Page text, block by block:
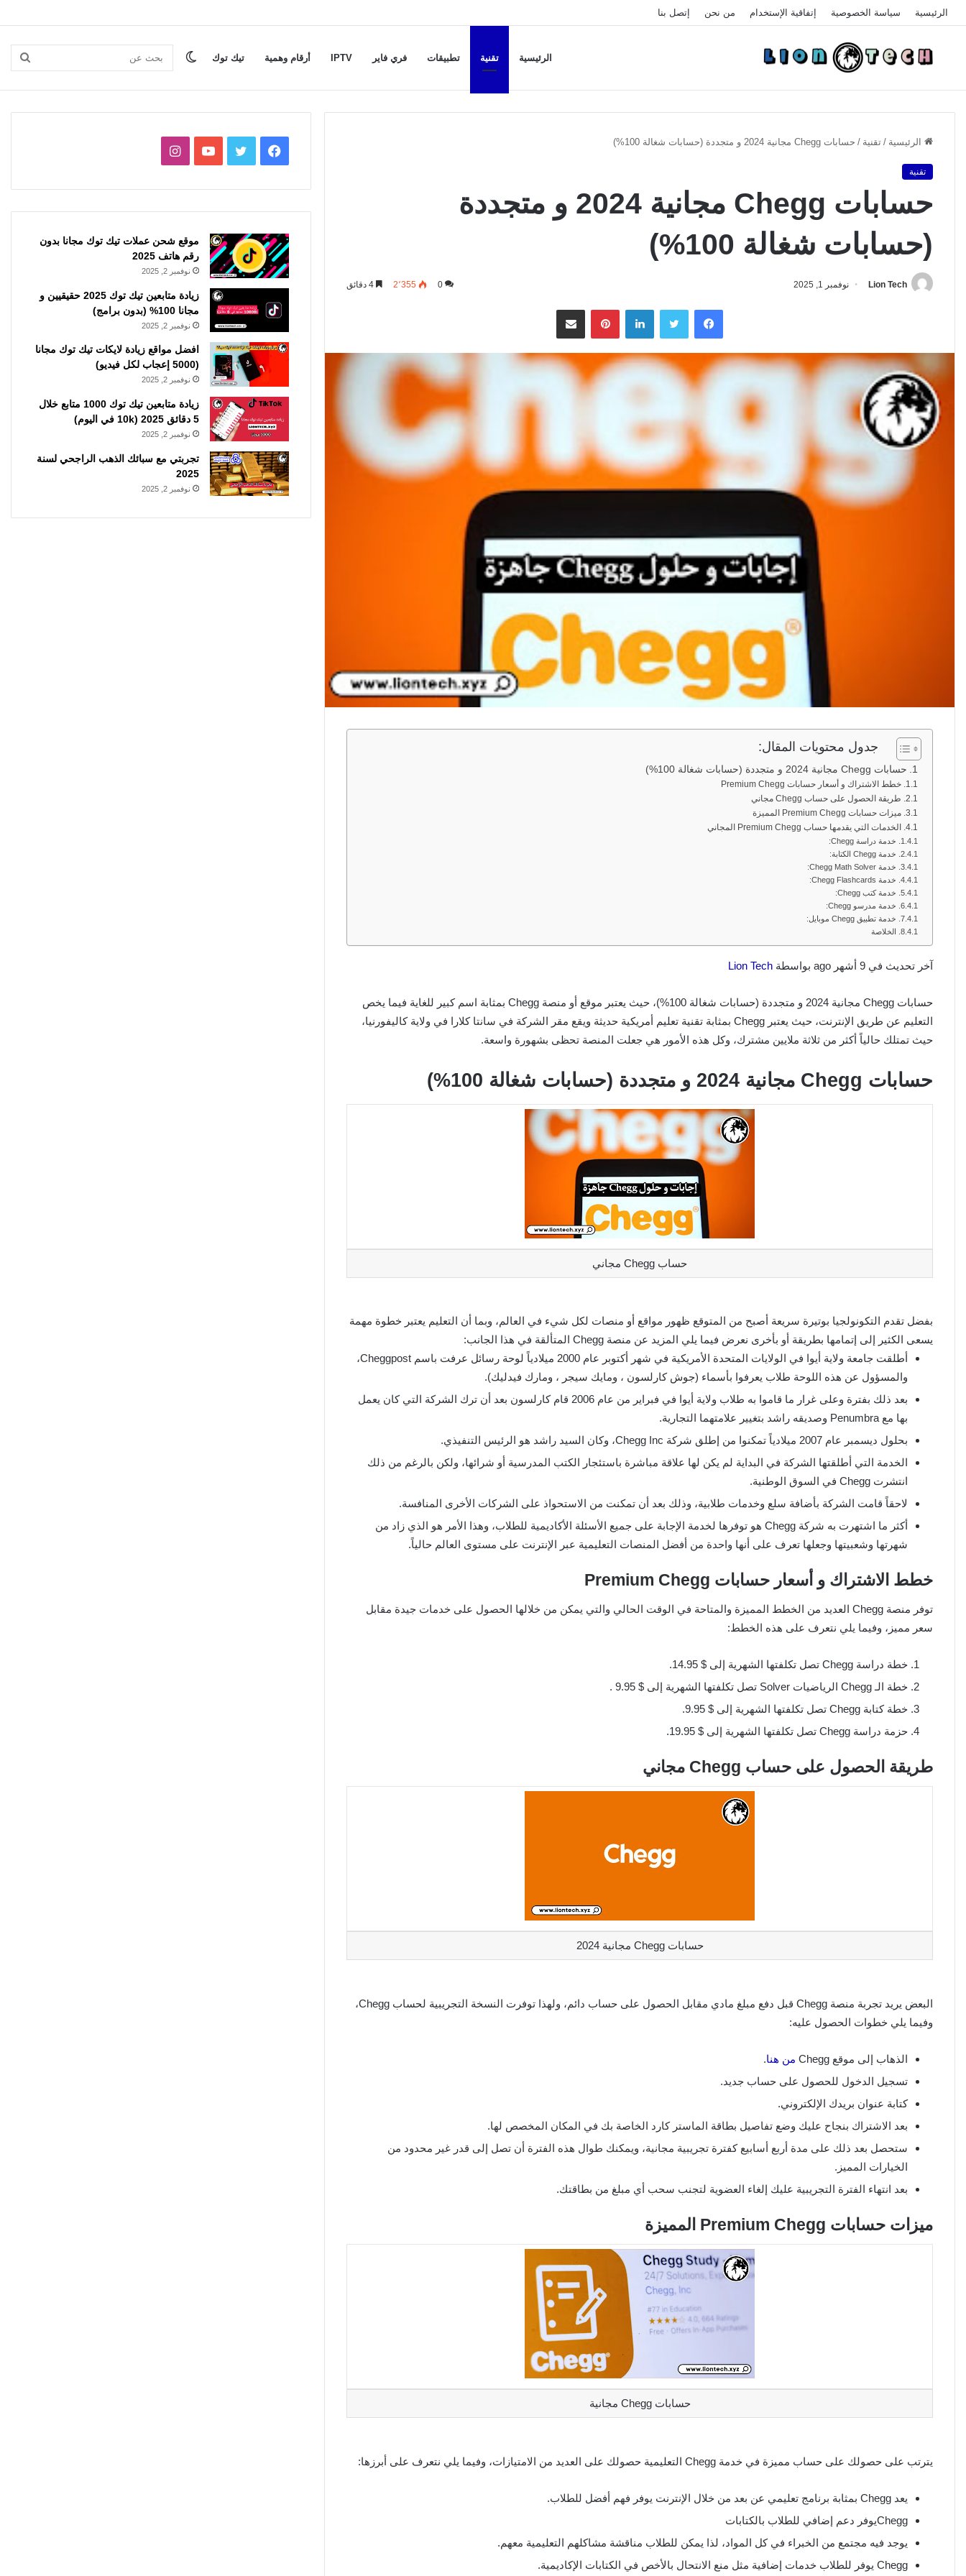
الرئيسية سياسة الخصوصية إتفاقية الإستخدام من نحن إتصل بنا
الرئيسية تقنية تطبيقات فري فاير IPTV أرقام وهمية تيك توك بحث الوضع
الرئيسية / تقنية / حسابات Chegg مجانية 2024 و متجددة (حسابات شغالة 100%)
تقنية
حسابات Chegg مجانية 2024 و متجددة
(حسابات شغالة 100%)
Lion Tech نوفمبر 1, 2025 0 2٬355
فيسبوك تويتر لينكدإن بينتيريستمشاركة عبر البريد
جدول محتويات المقال:
حسابات Chegg مجانية 2024 و متجددة (حسابات شغالة 100%)
خطط الاشتراك و أسعار حسابات Premium Chegg
طريقة الحصول على حساب Chegg مجاني
ميزات حسابات Premium Chegg المميزة
الخدمات التي يقدمها حساب Premium Chegg المجاني
خدمة دراسة Chegg:
خدمة Chegg الكتابة:
خدمة Chegg Math Solver:
خدمة Chegg Flashcards:
خدمة كتب Chegg:
خدمة مدرسو Chegg:
خدمة تطبيق Chegg موبايل:
الخلاصة
آخر تحديث في 9 أشهر ago بواسطة Lion Tech
حسابات Chegg مجانية 2024 و متجددة (حسابات شغالة 100%)، حيث يعتبر موقع أو منصة Chegg بمثابة اسم كبير للغاية فيما يخص
التعليم عن طريق الإنترنت، حيث يعتبر Chegg بمثابة تقنية تعليم أمريكية حديثة ويقع مقر الشركة في سانتا كلارا في ولاية كاليفورنيا،
حيث تمتلك حالياً أكثر من ثلاثة ملايين مشترك، وكل هذه الأمور هي جعلت المنصة تحظى بشهورة واسعة.
حسابات Chegg مجانية 2024 و متجددة (حسابات شغالة 100%)
حساب Chegg مجاني
بفضل تقدم التكونولجيا بوتيرة سريعة أصبح من المتوقع ظهور مواقع أو منصات لكل شيء في العالم، وبما أن التعليم يعتبر خطوة مهمة
يسعى الكثير إلى إتمامها بطريقة أو بأخرى نعرض فيما يلي المزيد عن منصة Chegg المتألقة في هذا الجانب:
أطلقت جامعة ولاية أيوا في الولايات المتحدة الأمريكية في شهر أكتوبر عام 2000 ميلادياً لوحة رسائل عرفت باسم Cheggpost،
والمسؤول عن هذه اللوحة طلاب يعرفوا بأسماء (جوش كارلسون ، ومايك سيجر ، ومارك فيدليك).
بعد ذلك بفترة وعلى غرار ما قاموا به طلاب ولاية أيوا في فبراير من عام 2006 قام كارلسون بعد أن ترك الشركة التي كان يعمل
بها مع Penumbra وصديقه راشد بتغيير علامتهما التجارية.
بحلول ديسمبر عام 2007 ميلادياً تمكنوا من إطلق شركة Chegg Inc، وكان السيد راشد هو الرئيس التنفيذي.
الخدمة التي أطلقتها الشركة في البداية لم يكن لها علاقة مباشرة باستئجار الكتب المدرسية أو شرائها، ولكن بالرغم من ذلك
انتشرت Chegg في السوق الوطنية.
لاحقاً قامت الشركة بأضافة سلع وخدمات طلابية، وذلك بعد أن تمكنت من الاستحواذ على الشركات الأخرى المنافسة.
أكثر ما اشتهرت به شركة Chegg هو توفرها لخدمة الإجابة على جميع الأسئلة الأكاديمية للطلاب، وهذا الأمر هو الذي زاد من
شهرتها وشعبيتها وجعلها تعرف على أنها واحدة من أفضل المنصات التعليمية عبر الإنترنت على مستوى العالم حالياً.
خطط الاشتراك و أسعار حسابات Premium Chegg
توفر منصة Chegg العديد من الخطط المميزة والمتاحة في الوقت الحالي والتي يمكن من خلالها الحصول على خدمات جيدة مقابل
سعر مميز، وفيما يلي نتعرف على هذه الخطط:
خطة دراسة Chegg تصل تكلفتها الشهرية إلى $ 14.95.
خطة الـ Chegg الرياضيات Solver تصل تكلفتها الشهرية إلى $ 9.95 .
خطة كتابة Chegg تصل تكلفتها الشهرية إلى $ 9.95.
حزمة دراسة Chegg تصل تكلفتها الشهرية إلى $ 19.95.
طريقة الحصول على حساب Chegg مجاني
حسابات Chegg مجانية 2024
البعض يريد تجربة منصة Chegg قبل دفع مبلغ مادي مقابل الحصول على حساب دائم، ولهذا توفرت النسخة التجريبية لحساب Chegg،
وفيما يلي خطوات الحصول عليه:
الذهاب إلى موقع Chegg من هنا.
تسجيل الدخول للحصول على حساب جديد.
كتابة عنوان بريدك الإلكتروني.
بعد الاشتراك بنجاح عليك وضع تفاصيل بطاقة الماستر كارد الخاصة بك في المكان المخصص لها.
ستحصل بعد ذلك على مدة أربع أسابيع كفترة تجريبية مجانية، ويمكنك طوال هذه الفترة أن تصل إلى قدر غير محدود من
الخيارات المميز.
بعد انتهاء الفترة التجريبية عليك إلغاء العضوية لتجنب سحب أي مبلغ من بطاقتك.
ميزات حسابات Premium Chegg المميزة
حسابات Chegg مجانية
يترتب على حصولك على حساب مميزة في خدمة Chegg التعليمية حصولك على العديد من الامتيازات، وفيما يلي نتعرف على أبرزها:
يعد Chegg بمثابة برنامج تعليمي عن بعد من خلال الإنترنت يوفر فهم أفضل للطلاب.
Cheggيوفر دعم إضافي للطلاب بالكتابات
يوجد فيه مجتمع من الخبراء في كل المواد، لذا يمكن للطلاب مناقشة مشاكلهم التعليمية معهم.
Chegg يوفر للطلاب خدمات إضافية مثل منع الانتحال بالأخص في الكتابات الإكاديمية.
فيسبوكتويتر يوتيوبانستقرام
موقع شحن عملات تيك توك مجانا بدون
رقم هاتف 2025
نوفمبر 2, 2025
زيادة متابعين تيك توك 2025 حقيقيين و
مجانا 100% (بدون برامج)
نوفمبر 2, 2025
افضل مواقع زيادة لايكات تيك توك مجانا
(5000 إعجاب لكل فيديو)
نوفمبر 2, 2025
زيادة متابعين تيك توك 1000 متابع خلال
5 دقائق 2025 (10k في اليوم)
نوفمبر 2, 2025
تجربتي مع سبائك الذهب الراجحي لسنة
2025
نوفمبر 2, 2025